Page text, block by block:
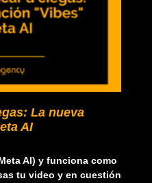
La nueva
AI
AI) y funciona como
tu video y en cuestión